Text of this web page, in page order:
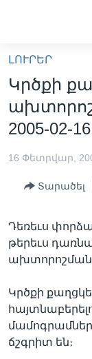
հիմնական
անցնել
հիմնական
ԼՈՒՐԵՐ
ՍՓՅՈՒՌՔ
IN ENGLISH
ՄԵՐ ՄԱՍԻՆ
Learning English
ՀԵՏԵՒԵՔ ՄԵԶ
ԼՈՒՐԵՐ
Կրծքի
2005-02-16
16 Փետրվար,
Տարածել
Դեռեւս
թերեւս
ախտորոշման
Կրծքի
ճշգրիտ են։